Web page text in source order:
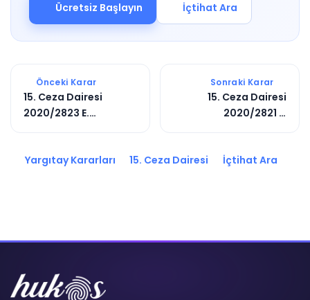
Ücretsiz Başlayın İçtihat Ara
Önceki Karar
15. Ceza Dairesi
2020/2823 E.
Sonraki Karar
15. Ceza Dairesi
2020/2821 E.
Yargıtay Kararları 15. Ceza Dairesi İçtihat Ara